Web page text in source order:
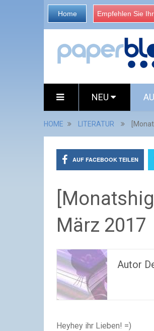
Home Empfehlen Sie
NEU
HOME LITERATUR
AUF FACEBOOK TEILEN
März 2017
Autor
Heyhey ihr Lieben! =)